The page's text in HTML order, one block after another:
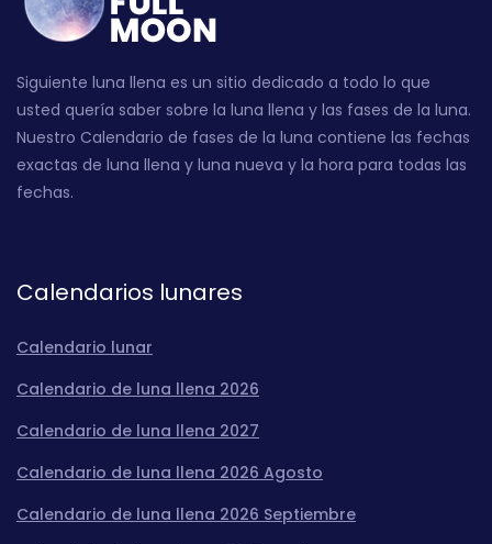
Siguiente luna llena es un sitio dedicado a todo lo que
usted quería saber sobre la luna llena y las fases de la luna.
Nuestro Calendario de fases de la luna contiene las fechas
exactas de luna llena y luna nueva y la hora para todas las
fechas.
Calendarios lunares
Calendario lunar
Calendario de luna llena 2026
Calendario de luna llena 2027
Calendario de luna llena 2026 Agosto
Calendario de luna llena 2026 Septiembre